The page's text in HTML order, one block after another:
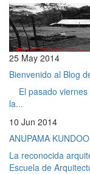
25 May 2014
Bienvenido al Blog
El pasado viernes
la...
10 Jun 2014
ANUPAMA KUNDOO
La reconocida
Escuela de